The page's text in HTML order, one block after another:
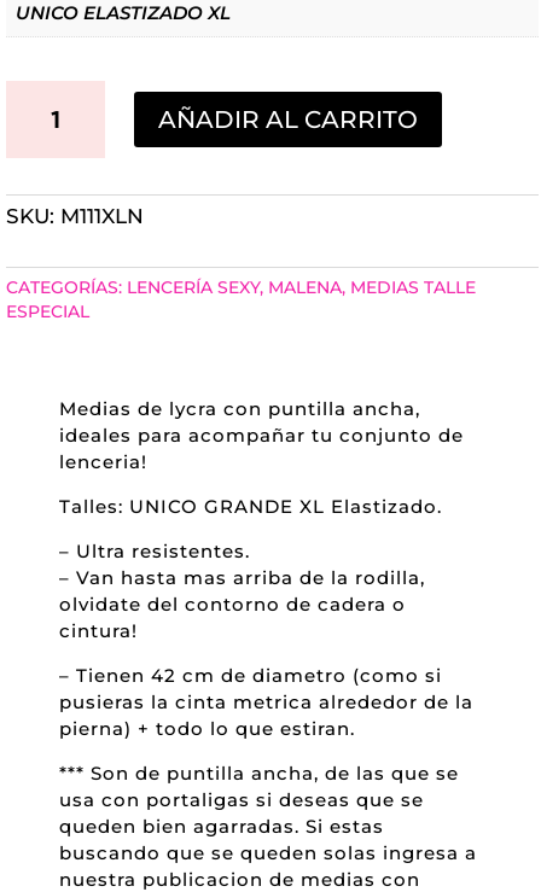
UNICO ELASTIZADO XL
BUCANERAS
NEGRAS
PUNTILLA
ANCHA
AÑADIR AL CARRITO
SKU: M111XLN
CATEGORÍAS: LENCERÍA SEXY, MALENA, MEDIAS TALLE
ESPECIAL
Medias de lycra con puntilla ancha,
ideales para acompañar tu conjunto de
lenceria!
Talles: UNICO GRANDE XL Elastizado.
– Ultra resistentes.
– Van hasta mas arriba de la rodilla,
olvidate del contorno de cadera o
cintura!
– Tienen 42 cm de diametro (como si
pusieras la cinta metrica alrededor de la
pierna) + todo lo que estiran.
*** Son de puntilla ancha, de las que se
usa con portaligas si deseas que se
queden bien agarradas. Si estas
buscando que se queden solas ingresa a
nuestra publicacion de medias con